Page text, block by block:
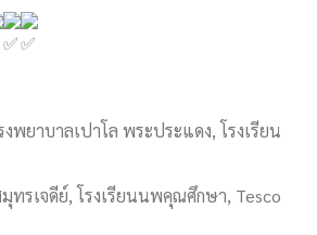
งพยาบาลเปาโล พระประแดง, โรงเรียน
ทรเจดีย์, โรงเรียนนพคุณศึกษา, Tesco